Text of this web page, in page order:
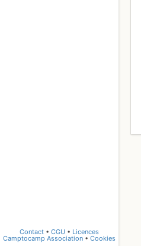
Contact • CGU • Licences
Camptocamp Association • Cookies